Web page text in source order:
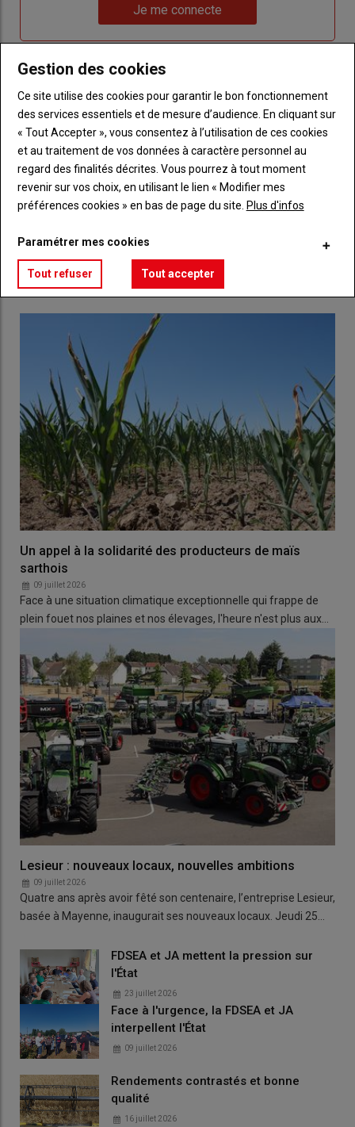
de
passe"
me
Je me connecte
Sous-
Vous n'êtes pas abonné(e)
TITRE CRÉEZ UN COMPTE
BodyChoisissez votre formule et créez votre
compte pour accéder à tout Réussir Agri72
Lien Créez un compte
LES PLUS LUS
Un appel à la solidarité des producteurs de maïs
sarthois
09 juillet 2026
Face à une situation climatique exceptionnelle qui frappe de
plein fouet nos plaines et nos élevages, l'heure n'est plus aux…
Lesieur : nouveaux locaux, nouvelles ambitions
09 juillet 2026
Quatre ans après avoir fêté son centenaire, l’entreprise Lesieur,
basée à Mayenne, inaugurait ses nouveaux locaux. Jeudi 25…
FDSEA et JA mettent la pression sur
l'État
23 juillet 2026
Face à l'urgence, la FDSEA et JA
interpellent l'État
09 juillet 2026
Rendements contrastés et bonne
qualité
16 juillet 2026
Gestion des cookies
Ce site utilise des cookies pour garantir le bon fonctionnement
des services essentiels et de mesure d’audience. En cliquant sur
« Tout Accepter », vous consentez à l’utilisation de ces cookies
et au traitement de vos données à caractère personnel au
regard des finalités décrites. Vous pourrez à tout moment
revenir sur vos choix, en utilisant le lien « Modifier mes
préférences cookies » en bas de page du site. Plus d'infos
Paramétrer mes cookies
Tout refuser Tout accepter